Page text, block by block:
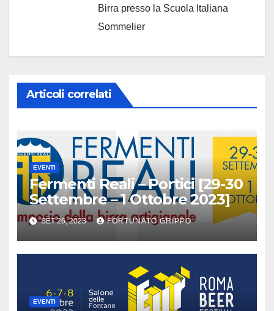
Birra presso la Scuola Italiana
Sommelier
Articoli correlati
EVENTI
Fermenti Reali – Portici [29-30
Settembre – 1 Ottobre 2023]
SET 26, 2023 FORTUNATO GRIPPO
EVENTI